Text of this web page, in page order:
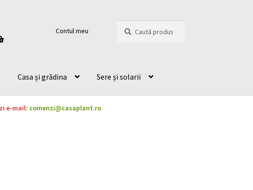
Contul meu
după:
Casa și grădina Sere și solarii
e-mail: comenzi@casaplant.ro